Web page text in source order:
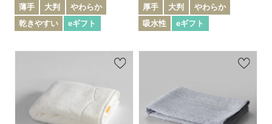
薄手 大判
やわらか
乾きやすい
eギフト
厚手 大判
やわらか
吸水性
eギフト